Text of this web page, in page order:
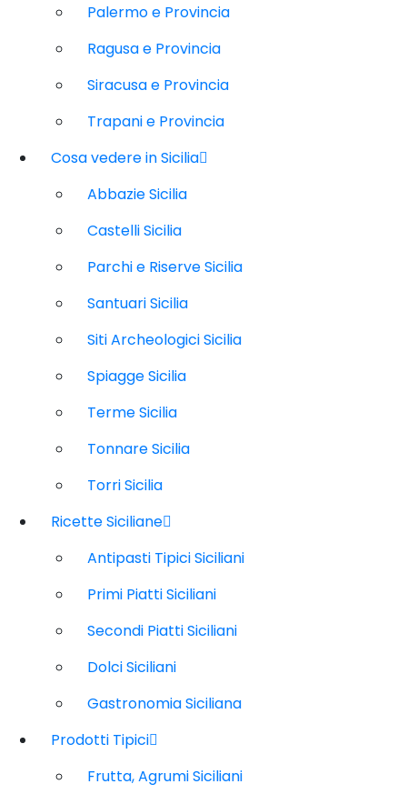
Palermo e Provincia
Ragusa e Provincia
Siracusa e Provincia
Trapani e Provincia
Cosa vedere in Sicilia
Abbazie Sicilia
Castelli Sicilia
Parchi e Riserve Sicilia
Santuari Sicilia
Siti Archeologici Sicilia
Spiagge Sicilia
Terme Sicilia
Tonnare Sicilia
Torri Sicilia
Ricette Siciliane
Antipasti Tipici Siciliani
Primi Piatti Siciliani
Secondi Piatti Siciliani
Dolci Siciliani
Gastronomia Siciliana
Prodotti Tipici
Frutta, Agrumi Siciliani